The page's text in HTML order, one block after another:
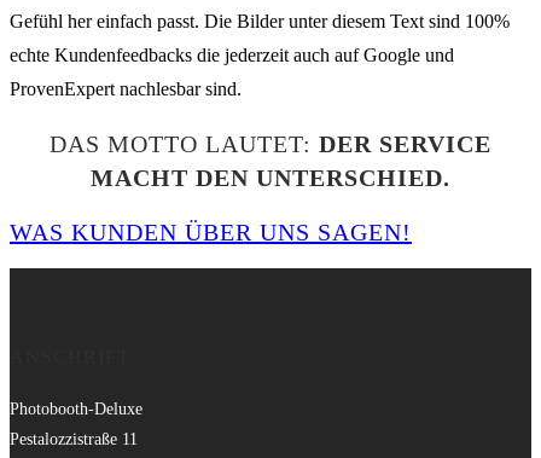
Gefühl her einfach passt. Die Bilder unter diesem Text sind 100%
echte Kundenfeedbacks die jederzeit auch auf Google und
ProvenExpert nachlesbar sind.
DAS MOTTO LAUTET: DER SERVICE
MACHT DEN UNTERSCHIED.
WAS KUNDEN ÜBER UNS SAGEN!
Photobooth-Deluxe
Pestalozzistraße 11